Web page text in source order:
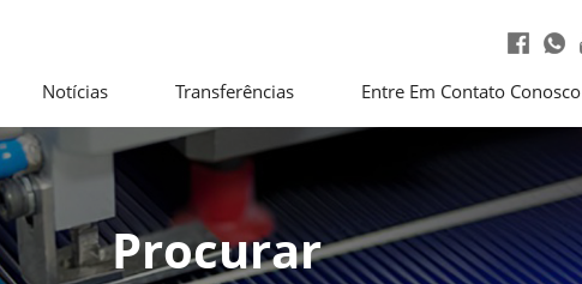
Notícias Transferências Entre Em Contato Conosco
Procurar